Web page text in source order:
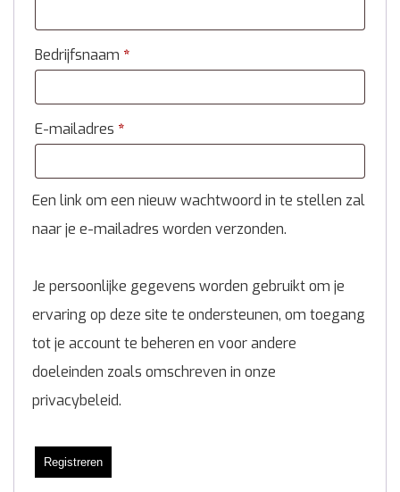
Bedrijfsnaam *
E-mailadres *
Een link om een nieuw wachtwoord in te stellen zal
naar je e-mailadres worden verzonden.
Je persoonlijke gegevens worden gebruikt om je
ervaring op deze site te ondersteunen, om toegang
tot je account te beheren en voor andere
doeleinden zoals omschreven in onze
privacybeleid.
Registreren